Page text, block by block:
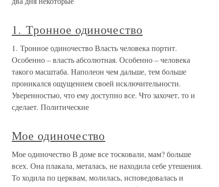
1. Тронное одиночество
1. Тронное одиночество Власть человека портит.
Особенно – власть абсолютная. Особенно – человека
такого масштаба. Наполеон чем дальше, тем больше
проникался ощущением своей исключительности.
Уверенностью, что ему доступно все. Что захочет, то и
сделает. Политические
Мое одиночество
Мое одиночество В доме все тосковали, мам? больше
всех. Она плакала, металась, не находила себе утешения.
То ходила по церквам, молилась, исповедовалась и